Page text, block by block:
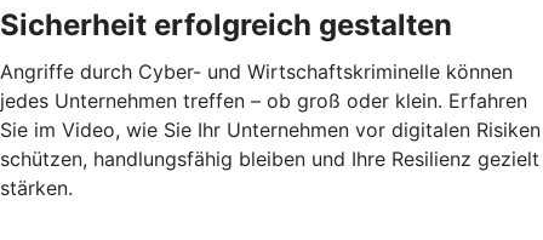
Sicherheit erfolgreich gestalten
Angriffe durch Cyber- und Wirtschaftskriminelle können
jedes Unternehmen treffen – ob groß oder klein. Erfahren
Sie im Video, wie Sie Ihr Unternehmen vor digitalen Risiken
schützen, handlungsfähig bleiben und Ihre Resilienz gezielt
stärken.